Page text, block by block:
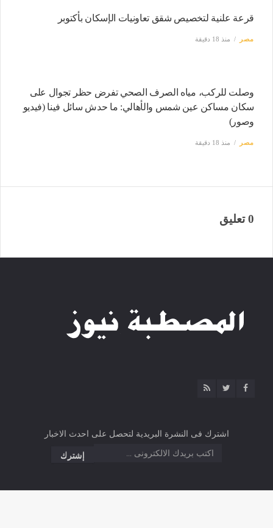
قرعة علنية لتخصيص شقق تعاونيات الإسكان بأكتوبر
مصر منذ 18 دقيقة
وصلت للركب، مياه الصرف الصحي تفرض حظر تجوال على
سكان مساكن عين شمس والأهالي: ما حدش سائل فينا (فيديو
وصور)
مصر منذ 18 دقيقة
0 تعليق
اشترك فى النشرة البريدية لتحصل على احدث الاخبار